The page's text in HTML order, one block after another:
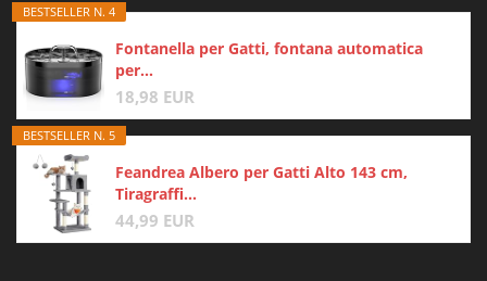
BESTSELLER N. 4
Fontanella per Gatti, fontana automatica
per...
18,98 EUR
BESTSELLER N. 5
Feandrea Albero per Gatti Alto 143 cm,
Tiragraffi...
44,99 EUR